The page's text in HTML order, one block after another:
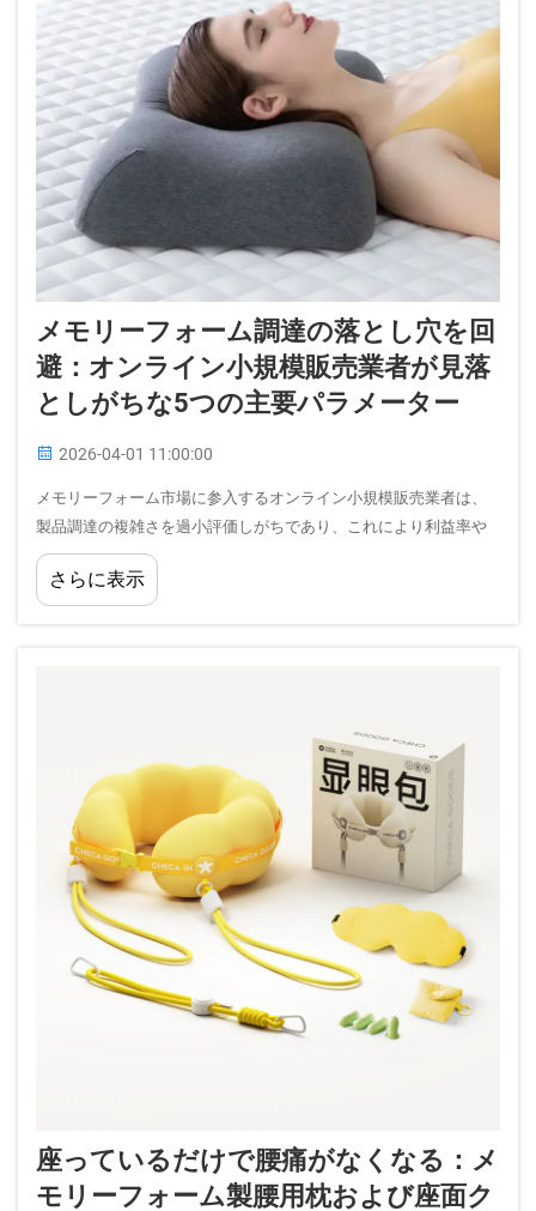
メモリーフォーム調達の落とし穴を回
避：オンライン小規模販売業者が見落
としがちな5つの主要パラメーター
2026-04-01 11:00:00
メモリーフォーム市場に参入するオンライン小規模販売業者は、
製品調達の複雑さを過小評価しがちであり、これにより利益率や
顧客満足度を大きく損なう高額なミスを招くことがあります。メ
モリーフォーム業界は、特有の課題を伴います…
さらに表示
座っているだけで腰痛がなくなる：メ
モリーフォーム製腰用枕および座面ク